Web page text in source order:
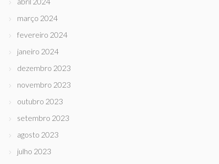
março 2024
fevereiro 2024
janeiro 2024
dezembro 2023
novembro 2023
outubro 2023
setembro 2023
agosto 2023
julho 2023